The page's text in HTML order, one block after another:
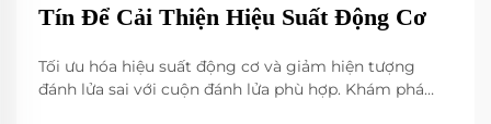
Tín Để Cải Thiện Hiệu Suất Động Cơ
Tối ưu hóa hiệu suất động cơ và giảm hiện tượng
đánh lửa sai với cuộn đánh lửa phù hợp. Khám phá